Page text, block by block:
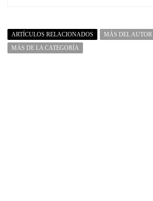
ARTÍCULOS RELACIONADOS
MÁS DEL AUTOR
MÁS DE LA CATEGORÍA